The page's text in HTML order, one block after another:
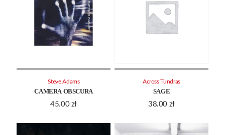
CAMERA OBSCURA
45.00 zł
Steve Adams
SAGE
38.00 zł
Across Tundras